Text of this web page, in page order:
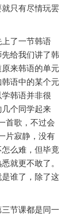
只有尽情玩罢
了一节韩语
给我们讲了韩
来韩语的单元
语中的某个元
韩语并非很
个同学起来
首歌，不过会
片寂静，没有
么难，但毕竟
就更不敢了。
谁了，除了这
节课都是同一